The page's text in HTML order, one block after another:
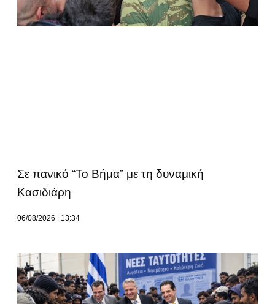
Σε πανικό “Το Βήμα” με τη δυναμική
Κασιδιάρη
06/08/2026 13:34